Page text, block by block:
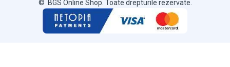
© BGS Online Shop. Toate drepturile rezervate.